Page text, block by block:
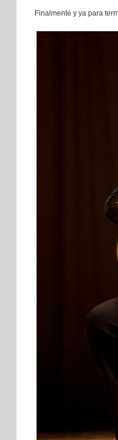
Finalmente y ya para